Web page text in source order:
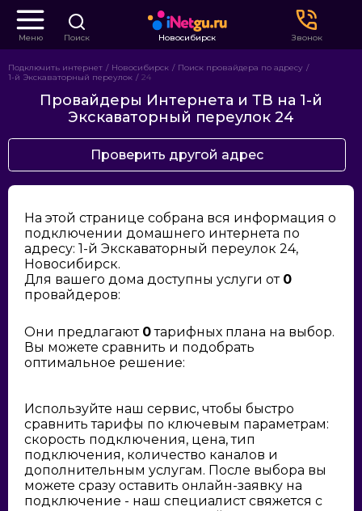
Меню Поиск Новосибирск Звонок
Подключить интернет Новосибирск
Поиск провайдера по адресу
1-й Экскаваторный переулок
24
Провайдеры Интернета и ТВ на 1-й
Экскаваторный переулок 24
Проверить другой адрес
На этой странице собрана вся информация о
подключении домашнего интернета по
адресу: 1-й Экскаваторный переулок 24,
Новосибирск.
Для вашего дома доступны услуги от 0
провайдеров:
Они предлагают 0тарифных плана на выбор.
Вы можете сравнить и подобрать
оптимальное решение:
Используйте наш сервис, чтобы быстро
сравнить тарифы по ключевым параметрам:
скорость подключения, цена, тип
подключения, количество каналов и
дополнительным услугам. После выбора вы
можете сразу оставить онлайн-заявку на
подключение - наш специалист свяжется с